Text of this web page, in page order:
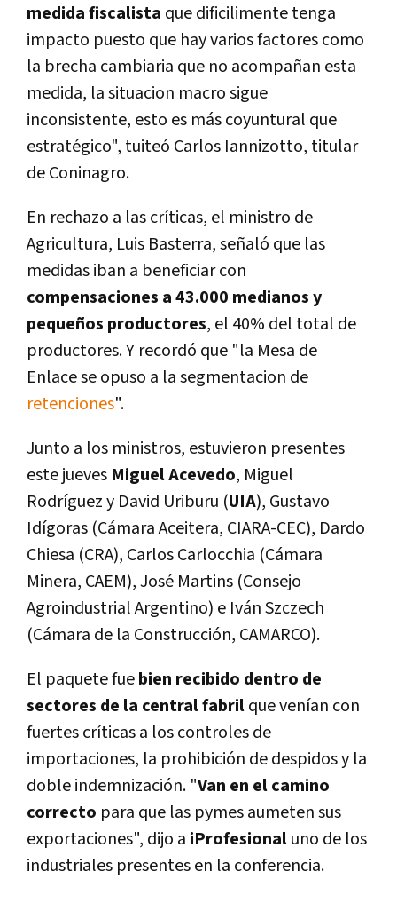
medida fiscalista que dificilimente tenga
impacto puesto que hay varios factores como
la brecha cambiaria que no acompañan esta
medida, la situacion macro sigue
inconsistente, esto es más coyuntural que
estratégico", tuiteó Carlos Iannizotto, titular
de Coninagro.
En rechazo a las críticas, el ministro de
Agricultura, Luis Basterra, señaló que las
medidas iban a beneficiar con
compensaciones a43.000 medianos y
pequeños productores, el 40% del total de
productores. Y recordó que "la Mesa de
Enlace se opuso a la segmentacion de
retenciones".
Junto a los ministros, estuvieron presentes
este jueves Miguel Acevedo, Miguel
Rodríguez y David Uriburu (UIA), Gustavo
Idígoras (Cámara Aceitera, CIARA-CEC), Dardo
Chiesa (CRA), Carlos Carlocchia (Cámara
Minera, CAEM), José Martins (Consejo
Agroindustrial Argentino) e Iván Szczech
(Cámara de la Construcción, CAMARCO).
El paquete fuebien recibido dentro de
sectores de la central fabrilque venían con
fuertes críticas a los controles de
importaciones, la prohibición de despidos y la
doble indemnización. "Van en el camino
correcto para que las pymes aumeten sus
exportaciones", dijo a iProfesionaluno de los
industriales presentes en la conferencia.